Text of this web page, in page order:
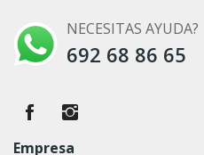
NECESITAS AYUDA?
692 68 86 65
Empresa